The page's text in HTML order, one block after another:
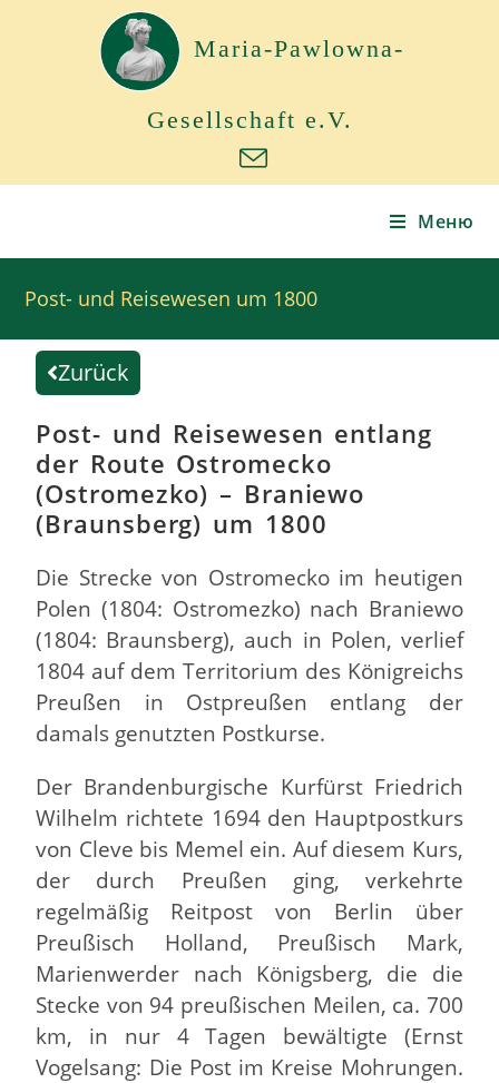
Maria-Pawlowna-
Gesellschaft e.V.
Меню
Post- und Reisewesen um 1800
Zurück
Post- und Reisewesen entlang
der Route Ostromecko
(Ostromezko) – Braniewo
(Braunsberg) um 1800
Die Strecke von Ostromecko im heutigen
Polen (1804: Ostromezko) nach Braniewo
(1804: Braunsberg), auch in Polen, verlief
1804 auf dem Territorium des Königreichs
Preußen in Ostpreußen entlang der
damals genutzten Postkurse.
Der Brandenburgische Kurfürst Friedrich
Wilhelm richtete 1694 den Hauptpostkurs
von Cleve bis Memel ein. Auf diesem Kurs,
der durch Preußen ging, verkehrte
regelmäßig Reitpost von Berlin über
Preußisch Holland, Preußisch Mark,
Marienwerder nach Königsberg, die die
Stecke von 94 preußischen Meilen, ca. 700
km, in nur 4 Tagen bewältigte (Ernst
Vogelsang: Die Post im Kreise Mohrungen.